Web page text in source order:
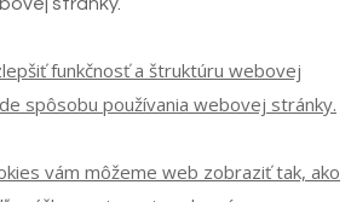
funkčnosť a štruktúru webovej
spôsobu používania webovej stránky.
vám môžeme web zobraziť tak, ako